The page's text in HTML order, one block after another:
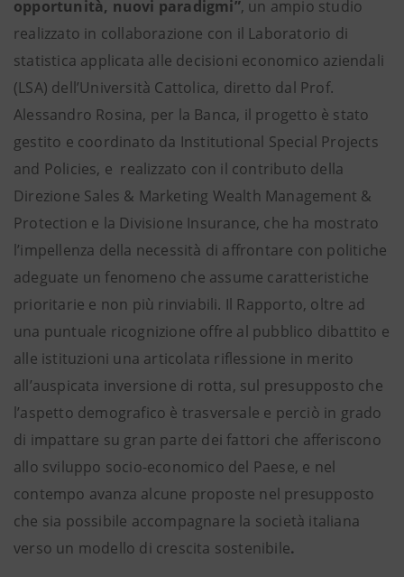
opportunità, nuovi paradigmi”, un ampio studio
realizzato in collaborazione con il Laboratorio di
statistica applicata alle decisioni economico aziendali
(LSA) dell’Università Cattolica, diretto dal Prof.
Alessandro Rosina, per la Banca, il progetto è stato
gestito e coordinato da Institutional Special Projects
and Policies, e realizzato con il contributo della
Direzione Sales & Marketing Wealth Management &
Protection e la Divisione Insurance, che ha mostrato
l’impellenza della necessità di affrontare con politiche
adeguate un fenomeno che assume caratteristiche
prioritarie e non più rinviabili. Il Rapporto, oltre ad
una puntuale ricognizione offre al pubblico dibattito e
alle istituzioni una articolata riflessione in merito
all’auspicata inversione di rotta, sul presupposto che
l’aspetto demografico è trasversale e perciò in grado
di impattare su gran parte dei fattori che afferiscono
allo sviluppo socio-economico del Paese, e nel
contempo avanza alcune proposte nel presupposto
che sia possibile accompagnare la società italiana
verso un modello di crescita sostenibile.